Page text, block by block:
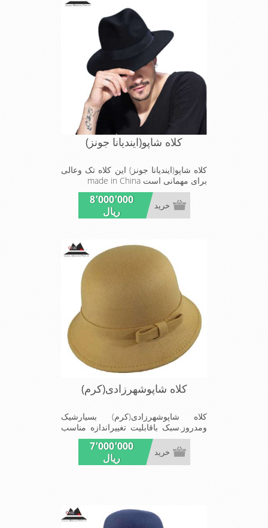
کلاه شاپو(ایندیانا جونز)
کلاه شاپو(ایندیانا جونز) این کلاه تک وعالی
برای مهمانی است made in China
8٬000٬000
ریال
خرید
کلاه شاپوشهرزادی(کرم)
کلاه شاپوشهرزادی(کرم) بسیارشیک
ومدروز.سبک باقابلیت تغییراندازه مناسب
میهمانی ها ومجالس
7٬000٬000
ریال
خرید